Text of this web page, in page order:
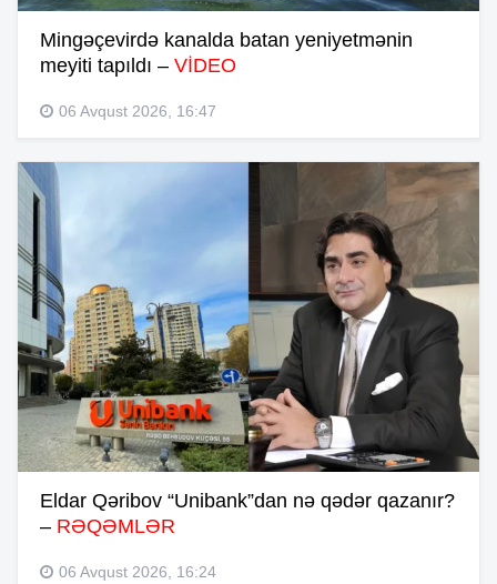
Mingəçevirdə kanalda batan yeniyetmənin
meyiti tapıldı – VİDEO
06 Avqust 2026, 16:47
Eldar Qəribov “Unibank”dan nə qədər qazanır?
– RƏQƏMLƏR
06 Avqust 2026, 16:24